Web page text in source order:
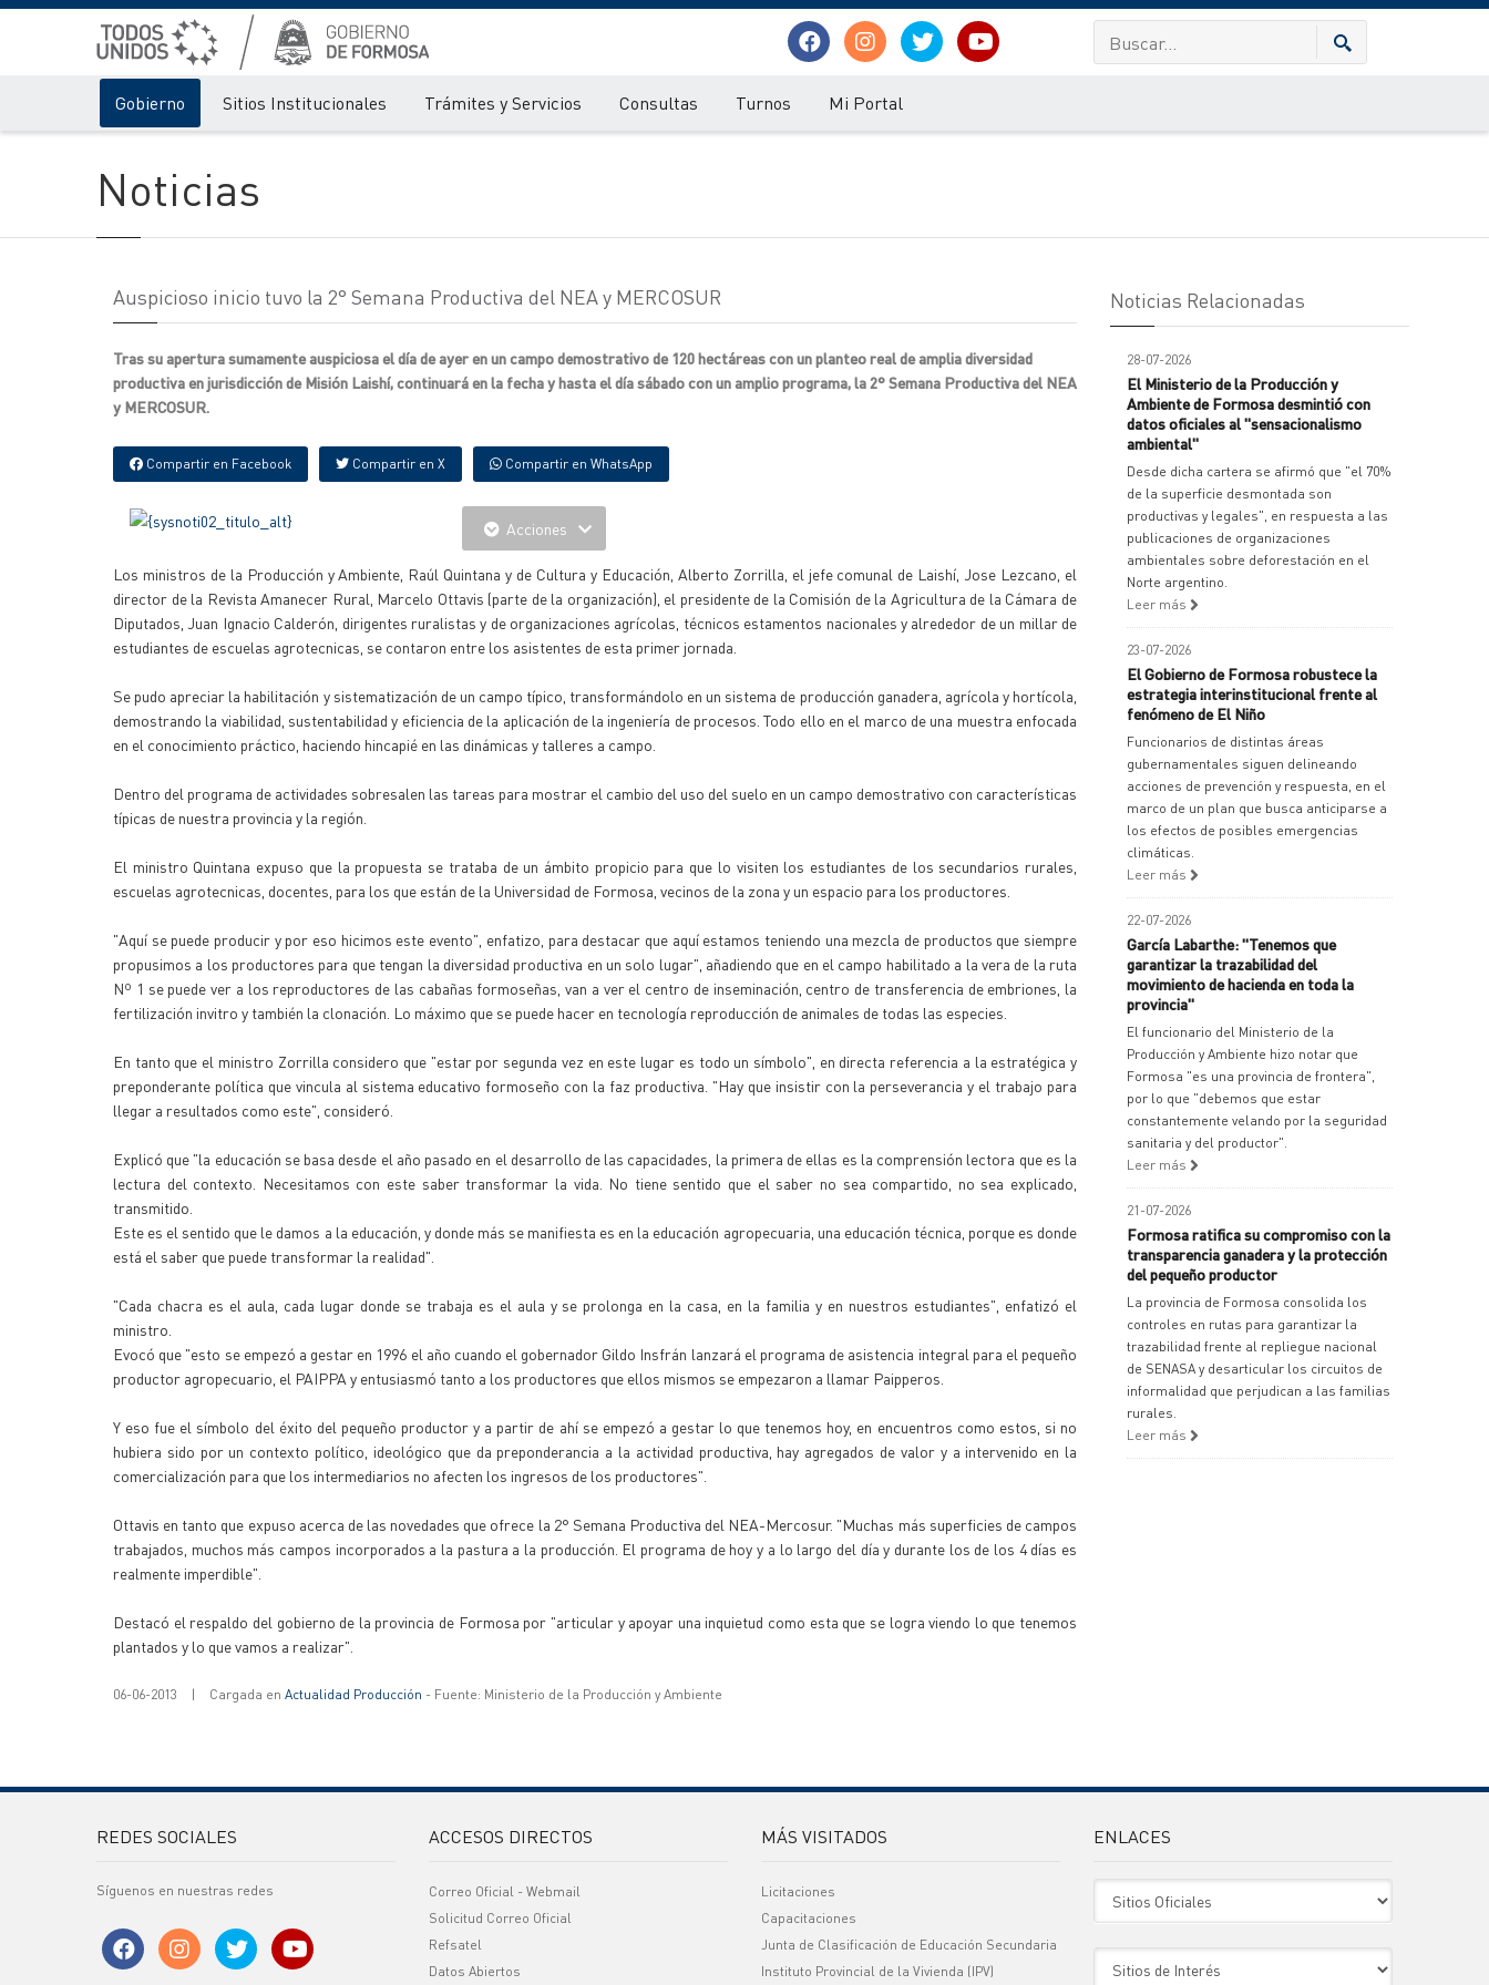
Gobierno Sitios Institucionales Trámites y Servicios Consultas Turnos Mi Portal
Noticias
Auspicioso inicio tuvo la 2° Semana Productiva del NEA y MERCOSUR
Tras su apertura sumamente auspiciosa el día de ayer en un campo demostrativo de 120 hectáreas con un planteo real de amplia diversidad
productiva en jurisdicción de Misión Laishí, continuará en la fecha y hasta el día sábado con un amplio programa, la 2° Semana Productiva del NEA
y MERCOSUR.
Compartir en Facebook Compartir en X Compartir en WhatsApp
Acciones
Los ministros de la Producción y Ambiente, Raúl Quintana y de Cultura y Educación, Alberto Zorrilla, el jefe comunal de Laishí, Jose Lezcano, el
director de la Revista Amanecer Rural, Marcelo Ottavis (parte de la organización), el presidente de la Comisión de la Agricultura de la Cámara de
Diputados, Juan Ignacio Calderón, dirigentes ruralistas y de organizaciones agrícolas, técnicos estamentos nacionales y alrededor de un millar de
estudiantes de escuelas agrotecnicas, se contaron entre los asistentes de esta primer jornada.
Se pudo apreciar la habilitación y sistematización de un campo típico, transformándolo en un sistema de producción ganadera, agrícola y hortícola,
demostrando la viabilidad, sustentabilidad y eficiencia de la aplicación de la ingeniería de procesos. Todo ello en el marco de una muestra enfocada
en el conocimiento práctico, haciendo hincapié en las dinámicas y talleres a campo.
Dentro del programa de actividades sobresalen las tareas para mostrar el cambio del uso del suelo en un campo demostrativo con características
típicas de nuestra provincia y la región.
El ministro Quintana expuso que la propuesta se trataba de un ámbito propicio para que lo visiten los estudiantes de los secundarios rurales,
escuelas agrotecnicas, docentes, para los que están de la Universidad de Formosa, vecinos de la zona y un espacio para los productores.
"Aquí se puede producir y por eso hicimos este evento", enfatizo, para destacar que aquí estamos teniendo una mezcla de productos que siempre
propusimos a los productores para que tengan la diversidad productiva en un solo lugar", añadiendo que en el campo habilitado a la vera de la ruta
Nº 1 se puede ver a los reproductores de las cabañas formoseñas, van a ver el centro de inseminación, centro de transferencia de embriones, la
fertilización invitro y también la clonación. Lo máximo que se puede hacer en tecnología reproducción de animales de todas las especies.
En tanto que el ministro Zorrilla considero que "estar por segunda vez en este lugar es todo un símbolo", en directa referencia a la estratégica y
preponderante política que vincula al sistema educativo formoseño con la faz productiva. "Hay que insistir con la perseverancia y el trabajo para
llegar a resultados como este", consideró.
Explicó que "la educación se basa desde el año pasado en el desarrollo de las capacidades, la primera de ellas es la comprensión lectora que es la
lectura del contexto. Necesitamos con este saber transformar la vida. No tiene sentido que el saber no sea compartido, no sea explicado,
transmitido.
Este es el sentido que le damos a la educación, y donde más se manifiesta es en la educación agropecuaria, una educación técnica, porque es donde
está el saber que puede transformar la realidad".
"Cada chacra es el aula, cada lugar donde se trabaja es el aula y se prolonga en la casa, en la familia y en nuestros estudiantes", enfatizó el
ministro.
Evocó que "esto se empezó a gestar en 1996 el año cuando el gobernador Gildo Insfrán lanzará el programa de asistencia integral para el pequeño
productor agropecuario, el PAIPPA y entusiasmó tanto a los productores que ellos mismos se empezaron a llamar Paipperos.
Y eso fue el símbolo del éxito del pequeño productor y a partir de ahí se empezó a gestar lo que tenemos hoy, en encuentros como estos, si no
hubiera sido por un contexto político, ideológico que da preponderancia a la actividad productiva, hay agregados de valor y a intervenido en la
comercialización para que los intermediarios no afecten los ingresos de los productores".
Ottavis en tanto que expuso acerca de las novedades que ofrece la 2° Semana Productiva del NEA-Mercosur. "Muchas más superficies de campos
trabajados, muchos más campos incorporados a la pastura a la producción. El programa de hoy y a lo largo del día y durante los de los 4 días es
realmente imperdible".
Destacó el respaldo del gobierno de la provincia de Formosa por "articular y apoyar una inquietud como esta que se logra viendo lo que tenemos
plantados y lo que vamos a realizar".
06-06-2013 | Cargada en Actualidad Producción - Fuente: Ministerio de la Producción y Ambiente
Noticias Relacionadas
28-07-2026
El Ministerio de la Producción y
Ambiente de Formosa desmintió con
datos oficiales al "sensacionalismo
ambiental"
Desde dicha cartera se afirmó que "el 70%
de la superficie desmontada son
productivas y legales", en respuesta a las
publicaciones de organizaciones
ambientales sobre deforestación en el
Norte argentino.
Leer más
23-07-2026
El Gobierno de Formosa robustece la
estrategia interinstitucional frente al
fenómeno de El Niño
Funcionarios de distintas áreas
gubernamentales siguen delineando
acciones de prevención y respuesta, en el
marco de un plan que busca anticiparse a
los efectos de posibles emergencias
climáticas.
Leer más
22-07-2026
García Labarthe: "Tenemos que
garantizar la trazabilidad del
movimiento de hacienda en toda la
provincia"
El funcionario del Ministerio de la
Producción y Ambiente hizo notar que
Formosa "es una provincia de frontera",
por lo que "debemos que estar
constantemente velando por la seguridad
sanitaria y del productor".
Leer más
21-07-2026
Formosa ratifica su compromiso con la
transparencia ganadera y la protección
del pequeño productor
La provincia de Formosa consolida los
controles en rutas para garantizar la
trazabilidad frente al repliegue nacional
de SENASA y desarticular los circuitos de
informalidad que perjudican a las familias
rurales.
Leer más
REDES SOCIALES
Síguenos en nuestras redes
ACCESOS DIRECTOS
Correo Oficial - Webmail
Solicitud Correo Oficial
Refsatel
Datos Abiertos
MÁS VISITADOS
Licitaciones
Capacitaciones
Junta de Clasificación de Educación Secundaria
Instituto Provincial de la Vivienda (IPV)
ENLACES